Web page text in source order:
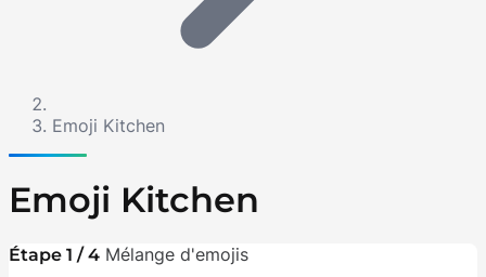
Emoji Kitchen
Emoji Kitchen
Étape 1 / 4 Mélange d'emojis